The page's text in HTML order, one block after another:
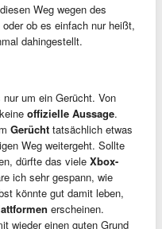
diesen Weg wegen des
ob es einfach nur heißt,
dahingestellt.
um ein Gerücht. Von
offizielle Aussage.
Gerücht tatsächlich etwas
Weg weitergeht. Sollte
dürfte das viele Xbox-
ich sehr gespann, wie
könnte gut damit leben,
erscheinen.
wieder einen guten Grund